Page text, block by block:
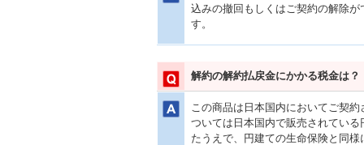
込みの撤回もしくはご契約の解除
す。
解約の解約払戻金にかかる税金は？
この商品は日本国内においてご契
ついては日本国内で販売されてい
たうえで、円建ての生命保険と同